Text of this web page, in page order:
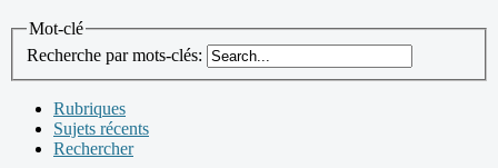
Mot-clé
Recherche par mots-clés:
Rubriques
Sujets récents
Rechercher